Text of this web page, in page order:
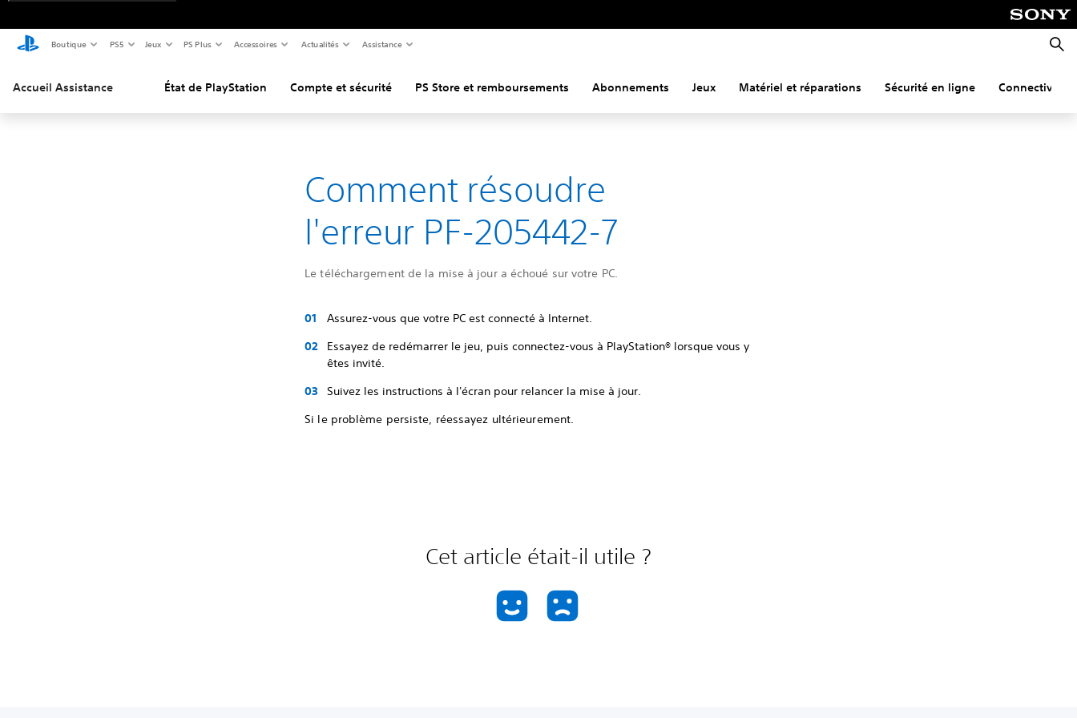
Boutique PS5 Jeux PS Plus Accessoires Actualités Assistance
Accueil Assistance État de PlayStation Compte et sécurité PS Store et remboursements Abonnements Jeux Matériel et réparations Sécurité en ligne Connectivité
Comment résoudre
l'erreur PF-205442-7
Le téléchargement de la mise à jour a échoué sur votre PC.
Assurez-vous que votre PC est connecté à Internet.
Essayez de redémarrer le jeu, puis connectez-vous à PlayStation® lorsque vous y
êtes invité.
Suivez les instructions à l'écran pour relancer la mise à jour.
Si le problème persiste, réessayez ultérieurement.
Cet article était-il utile ?